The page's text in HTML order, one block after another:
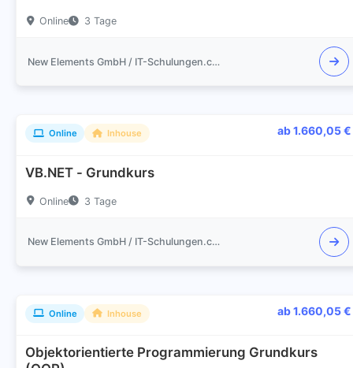
Online 3 Tage
New Elements GmbH / IT-Schulungen.com
Online Inhouse ab 1.660,05 €
VB.NET - Grundkurs
Online 3 Tage
New Elements GmbH / IT-Schulungen.com
Online Inhouse ab 1.660,05 €
Objektorientierte Programmierung Grundkurs